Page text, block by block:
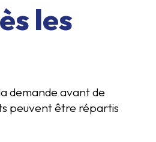
les
demande avant de
peuvent être répartis